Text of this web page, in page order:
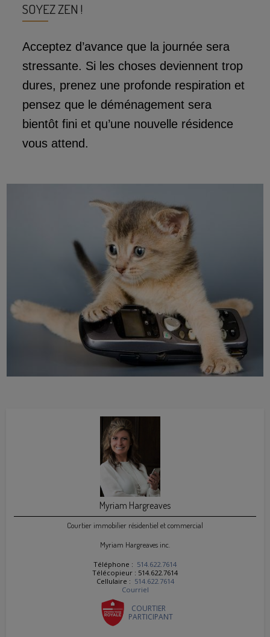
SOYEZ ZEN !
Acceptez d’avance que la journée sera
stressante. Si les choses deviennent trop
dures, prenez une profonde respiration et
pensez que le déménagement sera
bientôt fini et qu’une nouvelle résidence
vous attend.
Myriam Hargreaves
Courtier immobilier résidentiel et commercial
Myriam Hargreaves inc.
Téléphone : 514.622.7614
Télécopieur : 514.622.7614
Cellulaire : 514.622.7614
Courriel
COURTIER
PARTICIPANT